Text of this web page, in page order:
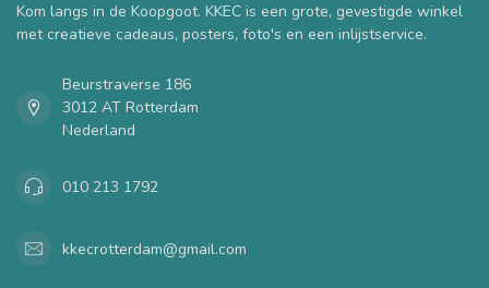
Kom langs in de Koopgoot. KKEC is een grote, gevestigde winkel
met creatieve cadeaus, posters, foto's en een inlijstservice.
Beurstraverse 186
3012 AT Rotterdam
Nederland
010 213 1792
kkecrotterdam@gmail.com